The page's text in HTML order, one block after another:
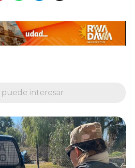
puede interesar